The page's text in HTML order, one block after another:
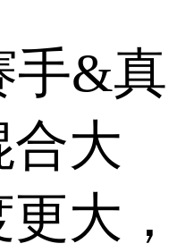
手&真
合大
大，